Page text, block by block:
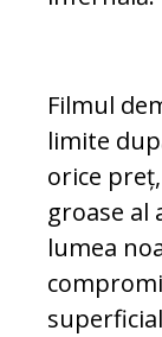
Filmul
limite
orice
groase al
lumea